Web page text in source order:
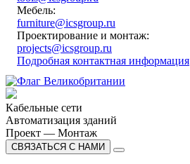
Мебель:
furniture@icsgroup.ru
Проектирование и монтаж:
projects@icsgroup.ru
Подробная контактная информация
Кабельные сети
Автоматизация зданий
Проект — Монтаж
СВЯЗАТЬСЯ С НАМИ